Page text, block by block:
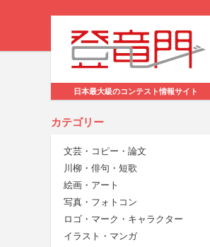
日本最大級のコンテスト情報サイト
カテゴリー
文芸・コピー・論文
川柳・俳句・短歌
絵画・アート
写真・フォトコン
ロゴ・マーク・キャラクター
イラスト・マンガ